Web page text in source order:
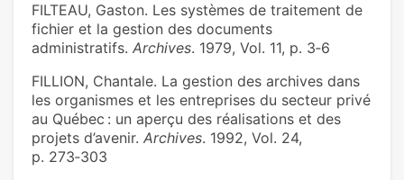
FILTEAU, Gaston. Les systèmes de traitement de
fichier et la gestion des documents
administratifs. Archives. 1979, Vol. 11, p. 3‑6
FILLION, Chantale. La gestion des archives dans
les organismes et les entreprises du secteur privé
au Québec : un aperçu des réalisations et des
projets d’avenir. Archives. 1992, Vol. 24,
p. 273‑303